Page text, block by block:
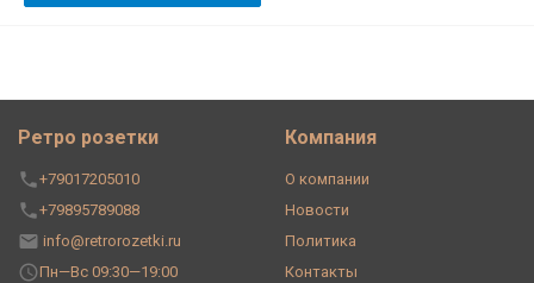
Ретро розетки
+79017205010
+79895789088
info@retrorozetki.ru
Пн—Вс 09:30—19:00
Компания
О компании
Новости
Политика
Контакты